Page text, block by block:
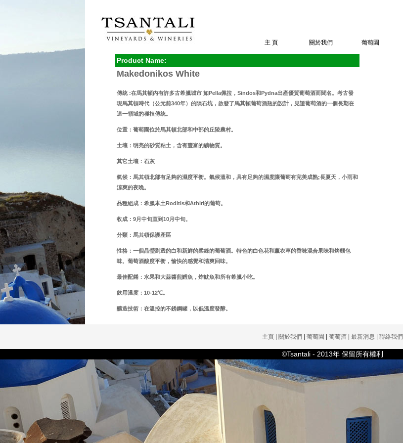
主 頁 關於我們 葡萄園
Product Name:
Makedonikos White
傳統 :在馬其頓內有許多古希臘城市 如Pella佩拉，Sindos和Pydna出產優質葡萄酒而聞名。考古發
現馬其頓時代（公元前340年）的隕石坑，啟發了馬其頓葡萄酒瓶的設計，見證葡萄酒的一個長期在
這一領域的種植傳統。
位置：葡萄園位於馬其頓北部和中部的丘陵農村。
土壤：明亮的砂質粘土，含有豐富的礦物質。
其它土壤：石灰
氣候：馬其頓北部有足夠的濕度平衡。氣候溫和，具有足夠的濕度讓葡萄有完美成熟;長夏天，小雨和
涼爽的夜晚。
品種組成：希臘本土Roditis和Athiri的葡萄。
收成：9月中旬直到10月中旬。
分類：馬其頓保護產區
性格：一個晶瑩剔透的白和新鮮的柔綠的葡萄酒。特色的白色花和薰衣草的香味混合果味和烤麵包
味。葡萄酒酸度平衡，愉快的感覺和清爽回味。
最佳配餚：水果和大蒜醬煎鱈魚，炸魷魚和所有希臘小吃。
飲用溫度：10-12℃。
釀造技術：在溫控的不銹鋼罐，以低溫度發酵。
主頁| 關於我們 葡萄園 葡萄酒| 最新消息 聯絡我們
©Tsantali - 2013年 保留所有權利